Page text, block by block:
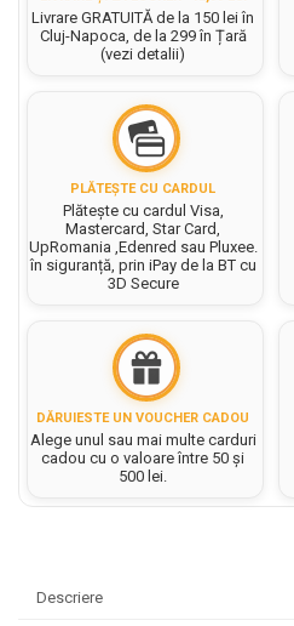
Rigle, echere si raportor
Sticle, caserole, pusculite,
suporturi copii
Etichete scolare
Stickere scolare
Seturi scolare
Plastilina, Planseta plastilina
Socotitoare, Betisoare
Carti de Colorat pentru copii
Carti Educative
Pasta modelatoare
Abtibilduri, Stickere Christmas
Articole de Papetarie Craciun
Banda autoadeziva/ Stickere
Bannere, Semne Craciun
Bile/ Conuri/ Globuri din Polistiren
Braduti/ Stelute/ Accesorii impodobit
Carton Decor/ Hartie decor Craciun
Coronite/ Inele polistiren
Costume/ Costumatii Craciun si
Cutii, Sacose, Pungi, Ambalaje
Christmas
Decoratiuni Craciun
Diverse Articole de Craciun
Moos
Hartie tip pergament
Rezerve caiet mecanic
Sacose hartie si textil
Set hartie Colorata mix
Masini si Echipamente
Instrumente, Echipamente, Accesorii
Diverse accesorii bijuterii
Margele din Lemn
Margele din plastic/ sticla
Margele Fuzibile
Paiete, Strasuri si Pietricele
Snur, sarma, elastic, fir
Decoratiuni
Animale/ Insecte
Decoratiuni din Lemn
Decoratiuni din polistiren
Livrare GRATUITĂ de la 150 lei în
Cluj-Napoca, de la 299 în Țară
(vezi detalii)
PLĂTEȘTE CU CARDUL
Plătește cu cardul Visa,
Mastercard, Star Card,
UpRomania ,Edenred sau Pluxee.
în siguranță, prin iPay de la BT cu
3D Secure
DĂRUIESTE UN VOUCHER CADOU
Alege unul sau mai multe carduri
cadou cu o valoare între 50 și
500 lei.
Descriere